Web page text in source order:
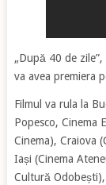
„După 40 de
va avea premiera
Filmul va rula la
Popesco, Cinema
Cinema), Craiova
Iași (Cinema
Cultură